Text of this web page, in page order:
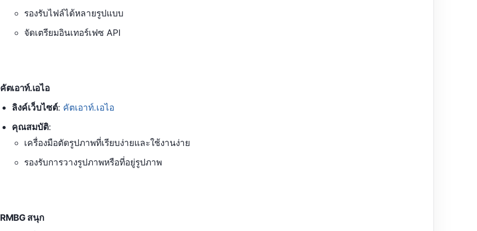
รองรับไฟล์ได้หลายรูปแบบ
จัดเตรียมอินเทอร์เฟซ API
คัตเอาท์.เอไอ
ลิงค์เว็บไซต์: คัตเอาท์.เอไอ
คุณสมบัติ:
เครื่องมือตัดรูปภาพที่เรียบง่ายและใช้งานง่าย
รองรับการวางรูปภาพหรือที่อยู่รูปภาพ
RMBG สนุก